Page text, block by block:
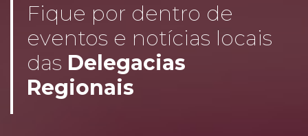
Fique por dentro de
eventos e notícias locais
das Delegacias
Regionais